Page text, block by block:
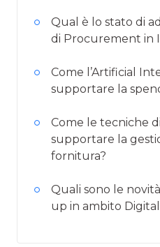
Qual è lo stato di
di Procurement in
Come l’Artificial
supportare la
Come le tecniche
supportare la
fornitura?
Quali sono le
up in ambito